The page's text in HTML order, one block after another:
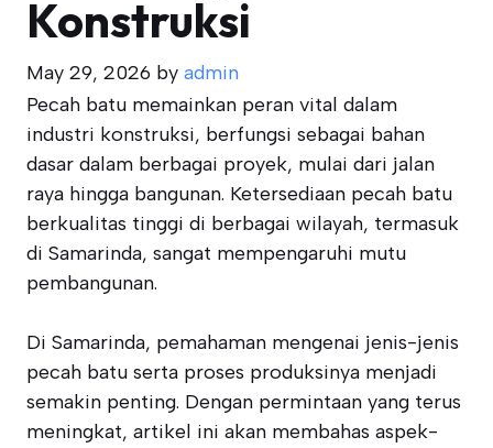
Konstruksi
May 29, 2026 by admin
Pecah batu memainkan peran vital dalam
industri konstruksi, berfungsi sebagai bahan
dasar dalam berbagai proyek, mulai dari jalan
raya hingga bangunan. Ketersediaan pecah batu
berkualitas tinggi di berbagai wilayah, termasuk
di Samarinda, sangat mempengaruhi mutu
pembangunan.
Di Samarinda, pemahaman mengenai jenis-jenis
pecah batu serta proses produksinya menjadi
semakin penting. Dengan permintaan yang terus
meningkat, artikel ini akan membahas aspek-